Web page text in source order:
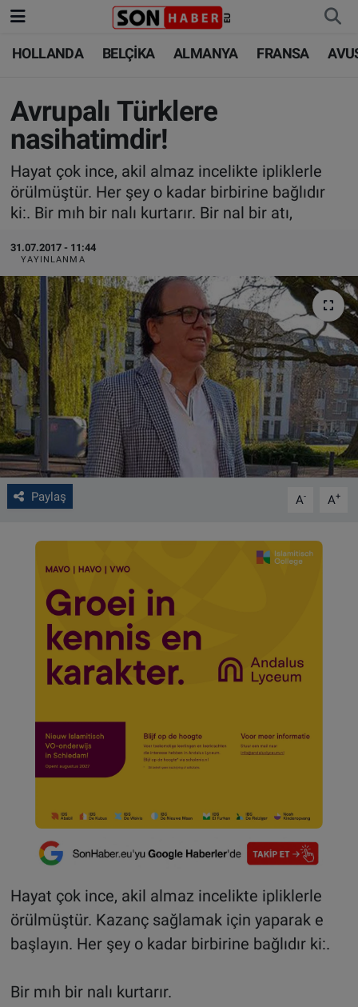
HOLLANDA BELÇİKA ALMANYA FRANSA
Avrupalı Türklere
nasihatimdir!
Hayat çok ince, akil almaz incelikte ipliklerle
örülmüştür. Her şey o kadar birbirine bağlıdır
ki:. Bir mıh bir nalı kurtarır. Bir nal bir atı,
31.07.2017 - 11:44
YAYINLANMA
Paylaş A- A+
Hayat çok ince, akil almaz incelikte ipliklerle
örülmüştür. Kazanç sağlamak için yaparak e
başlayın. Her şey o kadar birbirine bağlıdır ki:.
Bir mıh bir nalı kurtarır.
HOLLANDA
BELÇİKA
ALMANYA
FRANSA
SAĞLIK - YAŞAM
BİLİM-TEKNOLOJİ
HOLLANDA
BELÇİKA
ALMANYA
TÜRKİYE
BİLİM-TEKNOLOJİ
SAĞLIK
FOTO GALERİ
VIDEO GALERİ
ALGEMENE VOORWAARDEN
CONTACT
Çerez Politikası
Nöbetçi Eczaneler
Hava Durumu
Trafik Durumu
Süper Lig Puan Durumu ve Fikstür
Son Dakika Haberleri
Haber Arşivi